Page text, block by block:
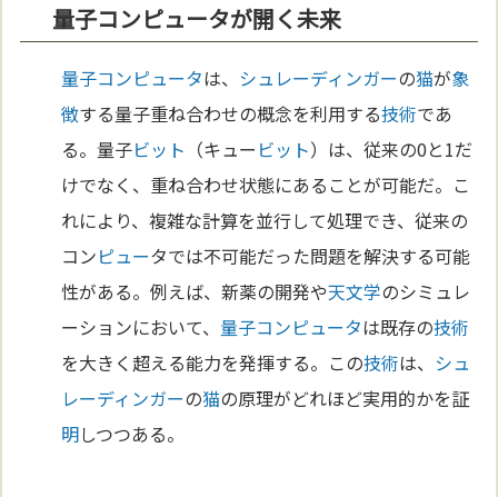
量子コンピュータが開く未来
量子コンピュータは、 シュレーディンガーの猫が象
徴する量子重ね合わせの概念を利用する技術であ
る。量子ビット （キュー ビット）は、従来の0と1だ
けでなく、重ね合わせ状態にあることが可能だ。こ
れにより、複雑な計算を並行して処理でき、従来の
コンピュータでは不可能だった問題を解決する可能
性がある。例えば、新薬の開発や天文学のシミュレ
ーションにおいて、 量子コンピュータは既存の技術
を大きく超える能力を発揮する。この技術は、 シュ
レーディンガーの猫の原理がどれほど実用的かを証
明しつつある。